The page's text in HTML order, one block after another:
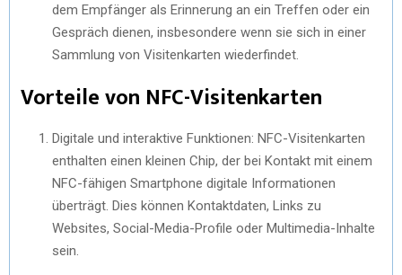
dem Empfänger als Erinnerung an ein Treffen oder ein
Gespräch dienen, insbesondere wenn sie sich in einer
Sammlung von Visitenkarten wiederfindet.
Vorteile von NFC-Visitenkarten
Digitale und interaktive Funktionen: NFC-Visitenkarten
enthalten einen kleinen Chip, der bei Kontakt mit einem
NFC-fähigen Smartphone digitale Informationen
überträgt. Dies können Kontaktdaten, Links zu
Websites, Social-Media-Profile oder Multimedia-Inhalte
sein.